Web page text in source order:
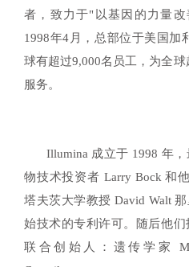
者，致力于"以基因的力量
1998年4月，总部位于美国加
球有超过9,000名员工，为全
服务。
Illumina 成立于 1998 年
物技术投资者 Larry Bock 和
塔夫茨大学教授 David Walt
始技术的专利许可。随后他
联合创始人：遗传学家